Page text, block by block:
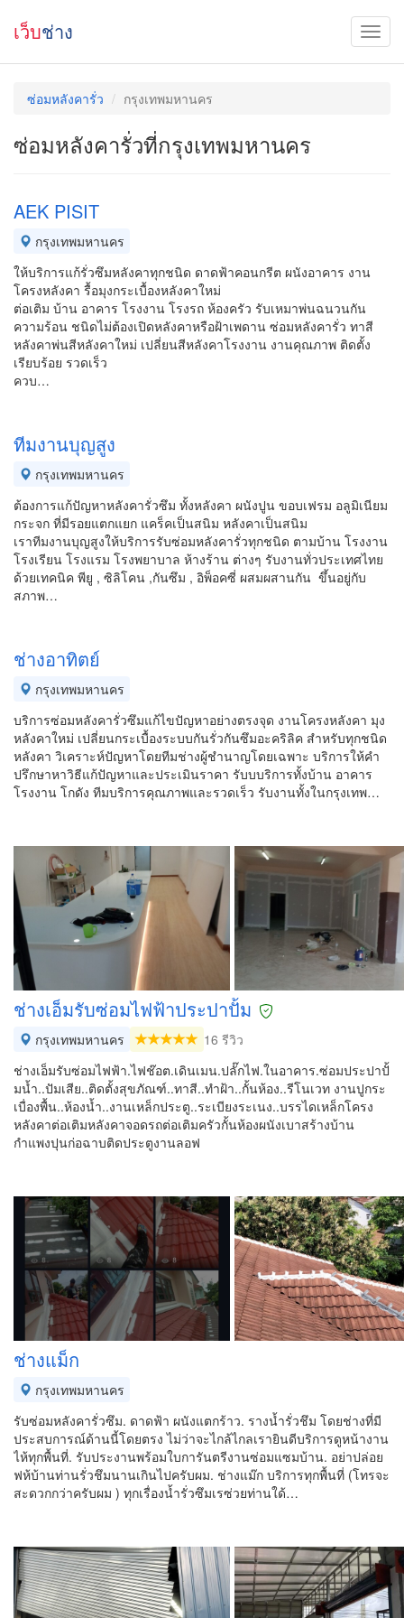
เว็บช่าง
ซ่อมหลังคารั่ว กรุงเทพมหานคร
ซ่อมหลังคารั่วที่กรุงเทพมหานคร
AEK PISIT
กรุงเทพมหานคร
ให้บริการแก้รั่วซึมหลังคาทุกชนิด ดาดฟ้าคอนกรีต ผนังอาคาร งาน
โครงหลังคา รื้อมุงกระเบื้องหลังคาใหม่
ต่อเติม บ้าน อาคาร โรงงาน โรงรถ ห้องครัว รับเหมาพ่นฉนวนกัน
ความร้อน ชนิดไม่ต้องเปิดหลังคาหรือฝ้าเพดาน ซ่อมหลังคารั่ว ทาสี
หลังคาพ่นสีหลังคาใหม่ เปลี่ยนสีหลังคาโรงงาน งานคุณภาพ ติดตั้ง
เรียบร้อย รวดเร็ว
ควบ…
ทีมงานบุญสูง
กรุงเทพมหานคร
ต้องการแก้ปัญหาหลังคารั่วซึม ทั้งหลังคา ผนังปูน ขอบเฟรม อลูมิเนียม
กระจก ที่มีรอยแตกแยก แคร็คเป็นสนิม หลังคาเป็นสนิม
เราทีมงานบุญสูงให้บริการรับซ่อมหลังคารั่วทุกชนิด ตามบ้าน โรงงาน
โรงเรียน โรงแรม โรงพยาบาล ห้างร้าน ต่างๆ รับงานทั่วประเทศไทย
ด้วยเทคนิค พียู , ซิลิโคน ,กันซึม , อิพ็อคซี่ ผสมผสานกัน ขึ้นอยู่กับ
สภาพ…
ช่างอาทิตย์
กรุงเทพมหานคร
บริการซ่อมหลังคารั่วซึมแก้ไขปัญหาอย่างตรงจุด งานโครงหลังคา มุง
หลังคาใหม่ เปลี่ยนกระเบื้องระบบกันรั่วกันซึมอะคริลิค สำหรับทุกชนิด
หลังคา วิเคราะห์ปัญหาโดยทีมช่างผู้ชำนาญโดยเฉพาะ บริการให้คำ
ปรึกษาหาวิธีแก้ปัญหาและประเมินราคา รับบบริการทั้งบ้าน อาคาร
โรงงาน โกดัง ทีมบริการคุณภาพและรวดเร็ว รับงานทั้งในกรุงเทพ…
ช่างเอ็มรับซ่อมไฟฟ้าประปาปั้ม
กรุงเทพมหานคร
16 รีวิว
ช่างเอ็มรับซ่อมไฟฟ้า.ไฟช๊อต.เดินเมน.ปลั๊กไฟ.ในอาคาร.ซ่อมประปาปั้
มน้ำ..ปัมเสีย..ติดตั้งสุขภัณฑ์..ทาสี..ทำฝ้า..กั้นห้อง..รีโนเวท งานปูกระ
เบื่องพื้น..ห้องน้ำ..งานเหล็กประตู..ระเบียงระเนง..บรรไดเหล็กโครง
หลังคาต่อเติมหลังคาจอดรถต่อเติมครัวกั้นห้องผนังเบาสร้างบ้าน
กำแพงปุนก่อฉาบติดประตูงานลอฟ
ช่างแม็ก
กรุงเทพมหานคร
รับซ่อมหลังคารั่วซึม. ดาดฟ้า ผนังแตกร้าว. รางน้ำรั่วชึม โดยช่างที่มี
ประสบการณ์ด้านนี้โดยตรง ไม่ว่าจะไกล้ไกลเรายินดีบริการดูหน้างาน
ไห้ทุกพื้นที่. รับประงานพร้อมใบการันตรีงานซ่อมแซมบ้าน. อย่าปล่อย
ฟห้บ้านท่านรั่วชึมนานเกินไปครับผม. ช่างแม๊ก บริการทุกพื้นที่ (โทรจะ
สะดวกกว่าครับผม ) ทุกเรื่องน้ำรั่วซึมเรซ่วยท่านใด้…